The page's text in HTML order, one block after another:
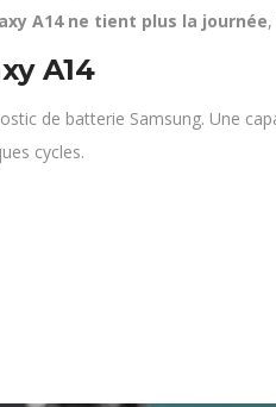
A14 ne tient plus la journée
A14
de batterie Samsung. Une
cycles.